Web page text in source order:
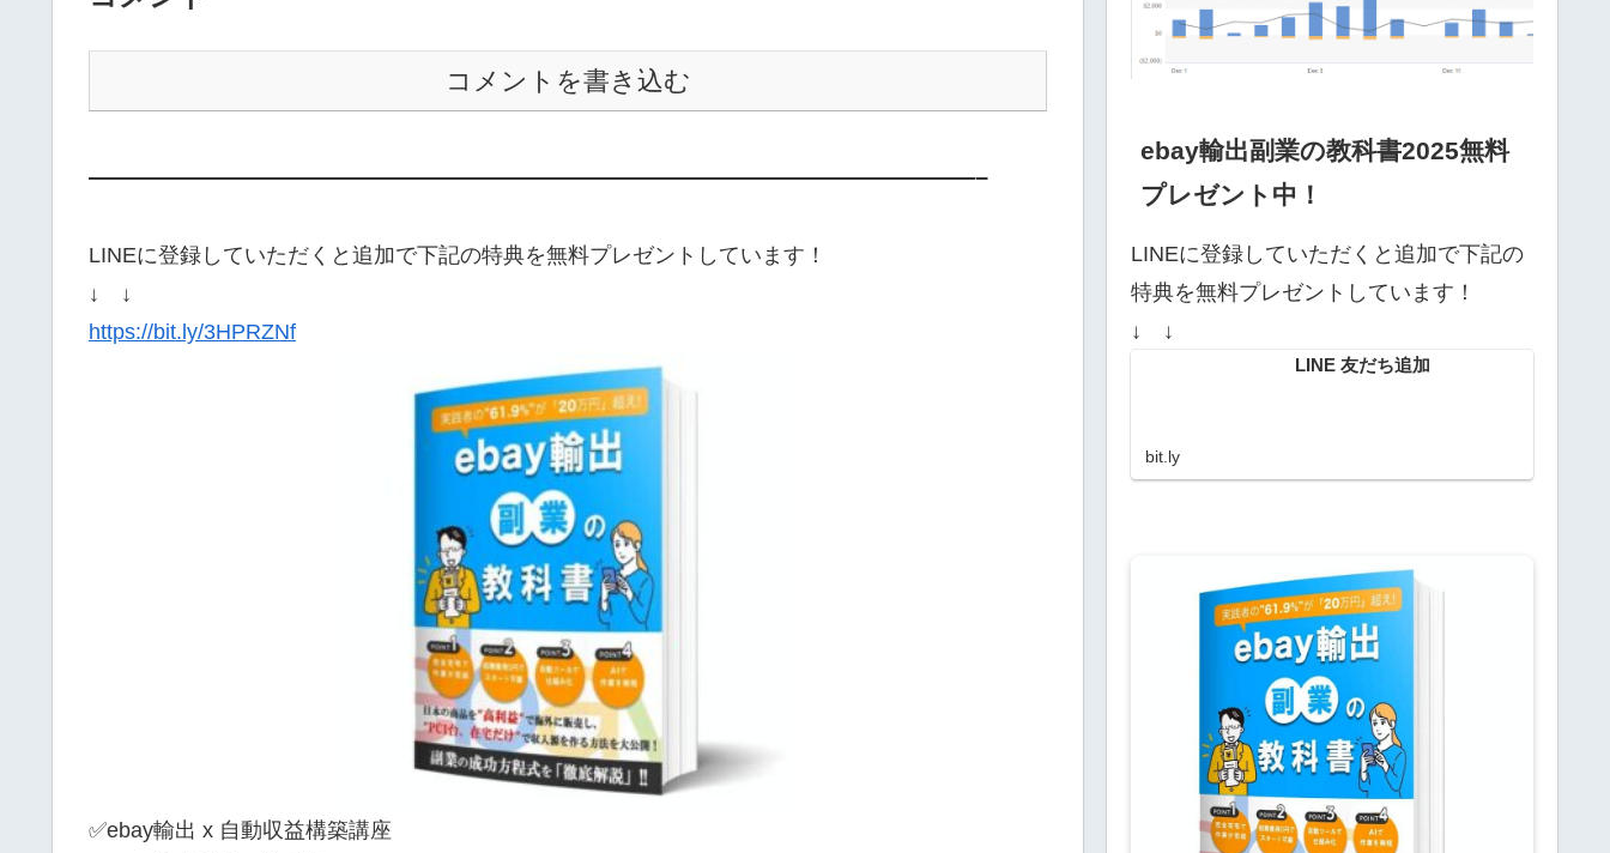
コメントを書き込む
—————————————————————————————————————–
LINEに登録していただくと追加で下記の特典を無料プレゼントしています！
↓ ↓
https://bit.ly/3HPRZNf
✅ebay輸出 x 自動収益構築講座
ebay輸出副業の教科書2025無料
プレゼント中！
LINEに登録していただくと追加で下記の
特典を無料プレゼントしています！
↓ ↓
LINE 友だち追加
bit.ly